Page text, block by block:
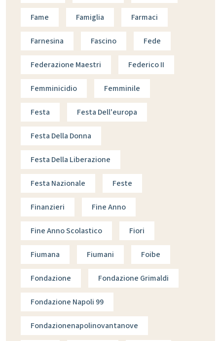
Fame Famiglia Farmaci
Farnesina Fascino Fede
Federazione Maestri Federico II
Femminicidio Femminile
Festa Festa Dell'europa
Festa Della Donna
Festa Della Liberazione
Festa Nazionale Feste
Finanzieri Fine Anno
Fine Anno Scolastico Fiori
Fiumana Fiumani Foibe
Fondazione Fondazione Grimaldi
Fondazione Napoli 99
Fondazionenapolinovantanove